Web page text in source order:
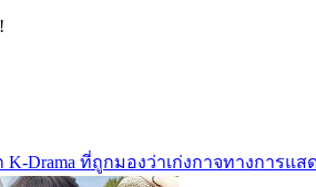
Drama ที่ถูกมองว่าเก่งกาจทางการแส